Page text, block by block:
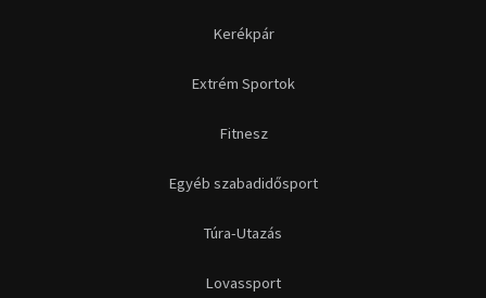
Kerékpár
Extrém Sportok
Fitnesz
Egyéb szabadidősport
Túra-Utazás
Lovassport